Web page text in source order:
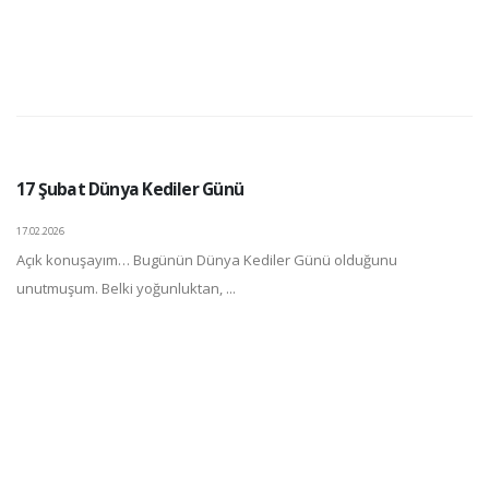
17 Şubat Dünya Kediler Günü
17.02.2026
Açık konuşayım… Bugünün Dünya Kediler Günü olduğunu
unutmuşum. Belki yoğunluktan, ...